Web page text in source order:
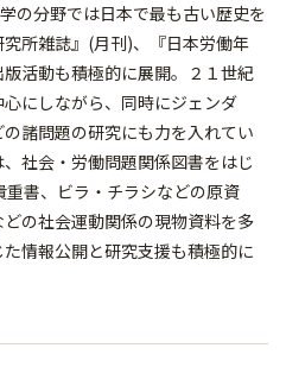
の分野では日本で最も古い歴史を
所雑誌』(月刊)、『日本労働年
活動も積極的に展開。２１世紀
にしながら、同時にジェンダ
諸問題の研究にも力を入れてい
社会・労働問題関係図書をはじ
書、ビラ・チラシなどの原資
の社会運動関係の現物資料を多
情報公開と研究支援も積極的に